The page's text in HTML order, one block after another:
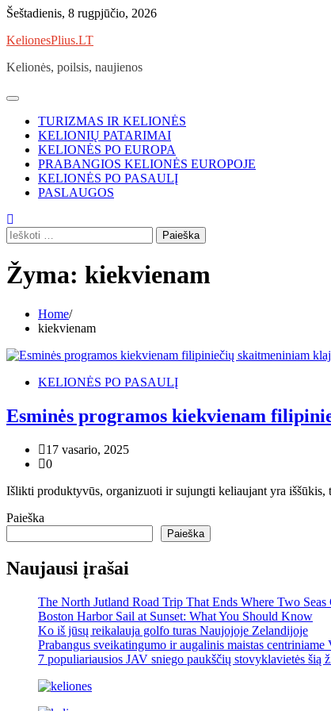
Skip
content
Šeštadienis, 8 rugpjūčio, 2026
KelionesPlius.LT
Kelionės, poilsis, naujienos
TURIZMAS IR KELIONĖS
KELIONIŲ PATARIMAI
KELIONĖS PO EUROPA
PRABANGIOS KELIONĖS EUROPOJE
KELIONĖS PO PASAULĮ
PASLAUGOS
Ieškoti:
Žyma: kiekvienam
Home
kiekvienam
KELIONĖS PO PASAULĮ
Esminės programos kiekvienam
17 vasario, 2025
0
Išlikti produktyvūs, organizuoti ir sujungti keliaujant yra
Paieška
Paieška
Naujausi įrašai
The North Jutland Road Trip That Ends Where Two Seas
Boston Harbor Sail at Sunset: What You Should Know
Ko iš jūsų reikalauja golfo turas Naujojoje Zelandijoje
Prabangus sveikatingumo ir augalinis maistas centriniame
7 populiariausios JAV sniego paukščių stovyklavietės šią